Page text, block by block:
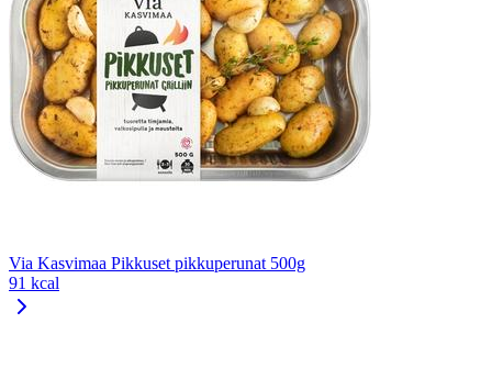
Via Kasvimaa Pikkuset pikkuperunat 500g
91 kcal